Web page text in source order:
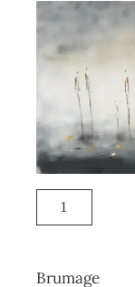
Brumage